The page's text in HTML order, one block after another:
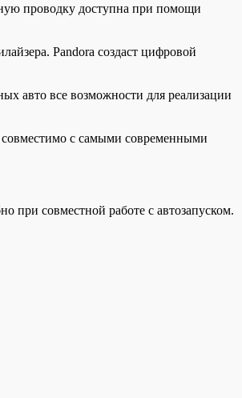
проводку доступна при помощи
Pandora создаст цифровой
авто все возможности для реализации
с самыми современными
при совместной работе с автозапуском.